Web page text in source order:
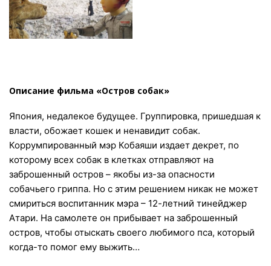
Описание фильма «Остров собак»
Япония, недалекое будущее. Группировка, пришедшая к
власти, обожает кошек и ненавидит собак.
Коррумпированный мэр Кобаяши издает декрет, по
которому всех собак в клетках отправляют на
заброшенный остров – якобы из-за опасности
собачьего гриппа. Но с этим решением никак не может
смириться воспитанник мэра – 12-летний тинейджер
Атари. На самолете он прибывает на заброшенный
остров, чтобы отыскать своего любимого пса, который
когда-то помог ему выжить…